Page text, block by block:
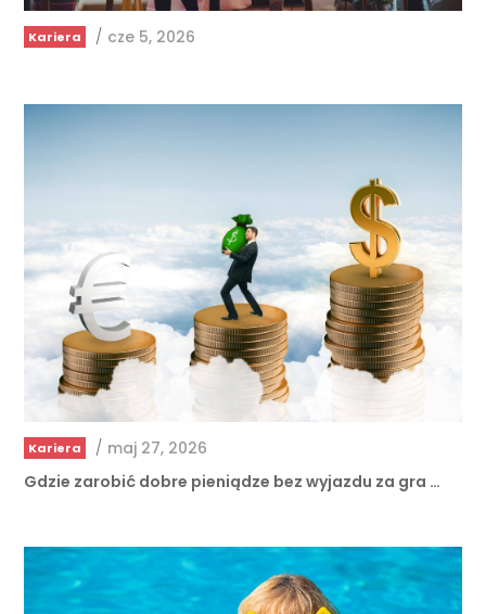
Kariera / cze 5, 2026
Kariera / maj 27, 2026
Gdzie zarobić dobre pieniądze bez wyjazdu za gra …